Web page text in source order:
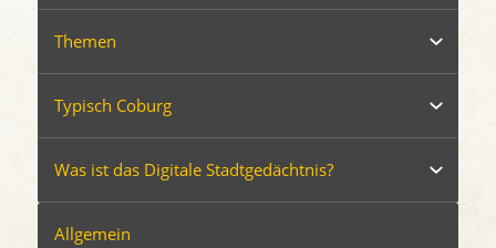
Themen
Typisch Coburg
Was ist das Digitale Stadtgedächtnis?
Allgemein